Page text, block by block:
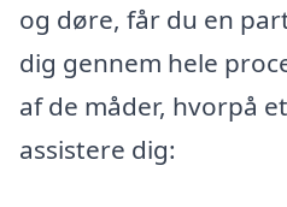
og døre, får du en
dig gennem hele
af de måder, hvorpå
assistere dig: